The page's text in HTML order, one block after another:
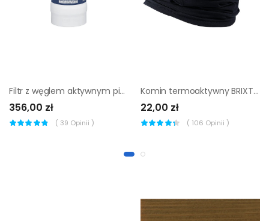
Filtr z węglem aktywnym pięciostopniowy S do baterii Blue Pure Grohe
356,00 zł
( 39 Opinii )
Komin termoaktywny BRIXTON
22,00 zł
( 106 Opinii )